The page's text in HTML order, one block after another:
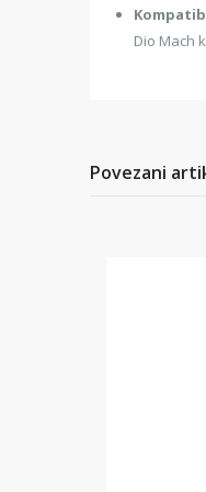
Dio Mach
Povezani